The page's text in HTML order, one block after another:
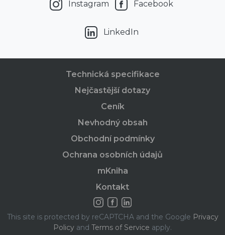
Instagram Facebook
LinkedIn
Technická specifikace
Nejčastější dotazy
Ceník
Nevhodný obsah
Obchodní podmínky
Ochrana osobních údajů
mKniha
Kontakt
This site is protected by reCAPTCHA and the Google Privacy
Policy and Terms of Service apply.